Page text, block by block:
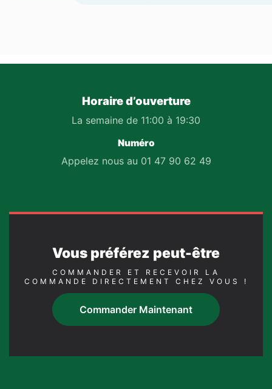
Horaire d’ouverture
La semaine de 11:00 à 19:30
Numéro
Appelez nous au 01 47 90 62 49
Vous préférez peut-être
COMMANDER ET RECEVOIR LA
COMMANDE DIRECTEMENT CHEZ VOUS !
Commander Maintenant